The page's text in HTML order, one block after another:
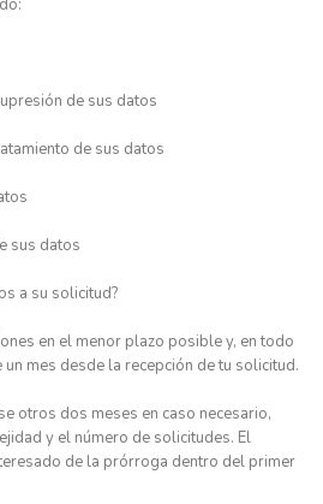
de sus datos
de sus datos
sus datos
a su solicitud?
en el menor plazo posible y, en todo
mes desde la recepción de tu solicitud.
otros dos meses en caso necesario,
y el número de solicitudes. El
de la prórroga dentro del primer